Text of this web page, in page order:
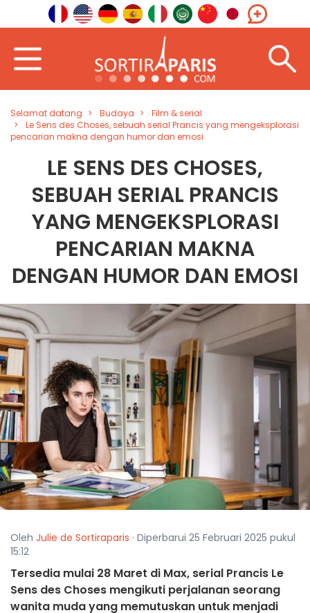
Selamat datang Budaya
Film & serial
Le Sens des Choses, sebuah serial Prancis yang mengeksplorasi
pencarian makna dengan humor dan emosi
LE SENS DES CHOSES,
SEBUAH SERIAL PRANCIS
YANG MENGEKSPLORASI
PENCARIAN MAKNA
DENGAN HUMOR DAN EMOSI
Oleh Julie de Sortiraparis · Diperbarui 25 Februari 2025 pukul
15:12
Tersedia mulai 28 Maret di Max, serial Prancis Le
Sens des Choses mengikuti perjalanan seorang
wanita muda yang memutuskan untuk menjadi